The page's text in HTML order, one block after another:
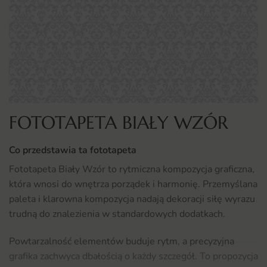
FOTOTAPETA BIAŁY WZÓR
Co przedstawia ta fototapeta
Fototapeta Biały Wzór to rytmiczna kompozycja graficzna,
która wnosi do wnętrza porządek i harmonię. Przemyślana
paleta i klarowna kompozycja nadają dekoracji siłę wyrazu
trudną do znalezienia w standardowych dodatkach.
Powtarzalność elementów buduje rytm, a precyzyjna
grafika zachwyca dbałością o każdy szczegół. To propozycja